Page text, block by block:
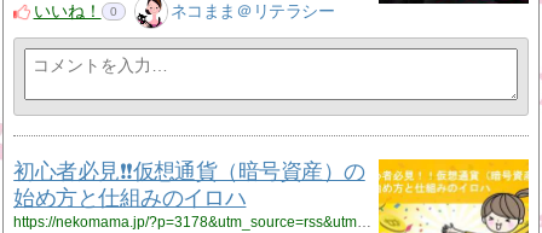
いいね！
0 ネコまま＠リテラシー
初心者必見❗❗仮想通貨（暗号資産）の
始め方と仕組みのイロハ